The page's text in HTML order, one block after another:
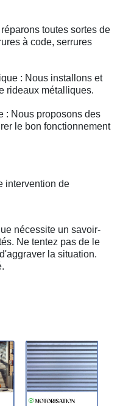
toutes sortes de
à code, serrures
: Nous installons et
rideaux métalliques.
: Nous proposons des
le bon fonctionnement
intervention de
nécessite un savoir-
Ne tentez pas de le
la situation.